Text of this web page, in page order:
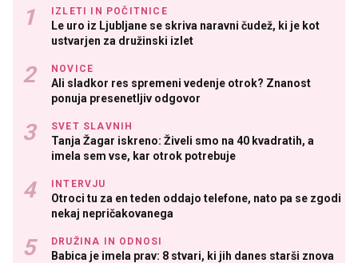
IZLETI IN POČITNICE
Le uro iz Ljubljane se skriva naravni čudež, ki je kot
ustvarjen za družinski izlet
NOVICE
Ali sladkor res spremeni vedenje otrok? Znanost
ponuja presenetljiv odgovor
SVET SLAVNIH
Tanja Žagar iskreno: Živeli smo na 40 kvadratih, a
imela sem vse, kar otrok potrebuje
INTERVJU
Otroci tu za en teden oddajo telefone, nato pa se zgodi
nekaj nepričakovanega
DRUŽINA IN ODNOSI
Babica je imela prav: 8 stvari, ki jih danes starši znova